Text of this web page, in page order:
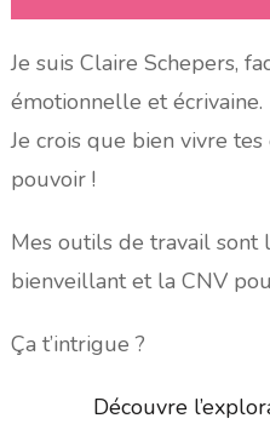
Je suis Claire Schepers,
émotionnelle et écrivaine.
Je crois que bien vivre
pouvoir !
Mes outils de travail sont
bienveillant et la CNV
Ça t’intrigue ?
Découvre